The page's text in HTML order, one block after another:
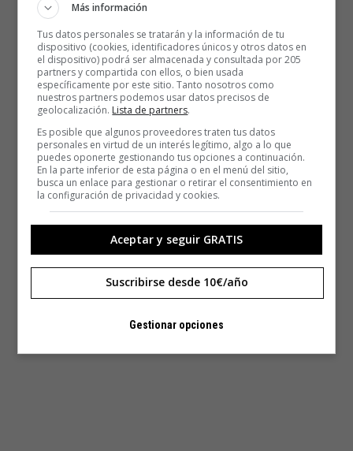
años de imágenes vistas y, aun así, sintió un bofetón. Su
cerebro estaba tan habituado a las imágenes
bidimensionales que le costó incorporar una tercera
dimensión. «Me gusta pensar que una fotografía nunca
pueda acercarse a la realidad, y me decepciona la
frecuencia con que se acercan», medita.
Más información
Tus datos personales se tratarán y la información de tu
dispositivo (cookies, identificadores únicos y otros datos en
el dispositivo) podrá ser almacenada y consultada por 205
partners y compartida con ellos, o bien usada
específicamente por este sitio. Tanto nosotros como
nuestros partners podemos usar datos precisos de
geolocalización. Lista de partners.
Es posible que algunos proveedores traten tus datos
personales en virtud de un interés legítimo, algo a lo que
puedes oponerte gestionando tus opciones a continuación.
En la parte inferior de esta página o en el menú del sitio,
busca un enlace para gestionar o retirar el consentimiento en
la configuración de privacidad y cookies.
Aceptar y seguir GRATIS
Suscribirse desde 10€/año
Gestionar opciones